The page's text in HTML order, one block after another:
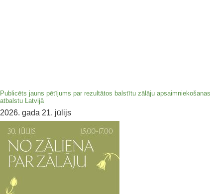
Publicēts jauns pētījums par rezultātos balstītu zālāju apsaimniekošanas
atbalstu Latvijā
2026. gada 21. jūlijs